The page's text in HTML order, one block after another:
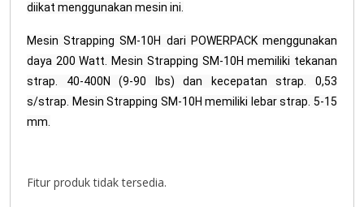
diikat menggunakan mesin ini.
Mesin Strapping SM-10H dari POWERPACK menggunakan
daya 200 Watt. Mesin Strapping SM-10H memiliki tekanan
strap. 40-400N (9-90 lbs) dan kecepatan strap. 0,53
s/strap. Mesin Strapping SM-10H memiliki lebar strap. 5-15
mm.
Fitur produk tidak tersedia.